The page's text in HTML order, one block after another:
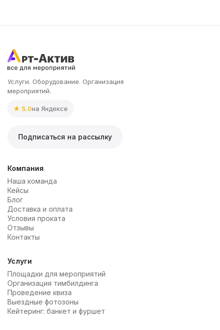
Услуги. Оборудование. Организация
мероприятий.
★ 5.0на Яндексе
Подписаться на рассылку
Компания
Наша команда
Кейсы
Блог
Доставка и оплата
Условия проката
Отзывы
Контакты
Услуги
Площадки для мероприятий
Организация тимбилдинга
Проведение квиза
Выездные фотозоны
Кейтеринг: банкет и фуршет